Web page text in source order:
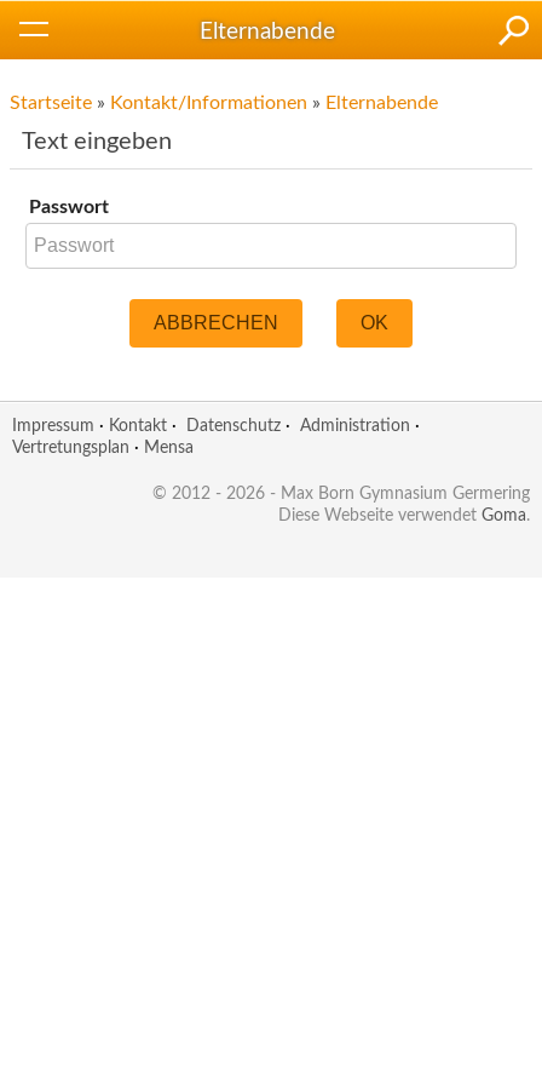
Elternabende
Startseite » Kontakt/Informationen » Elternabende
Text eingeben
Passwort
ABBRECHEN OK
Impressum · Kontakt · Datenschutz · Administration ·
Vertretungsplan · Mensa
© 2012 - 2026 - Max Born Gymnasium Germering
Diese Webseite verwendet Goma.